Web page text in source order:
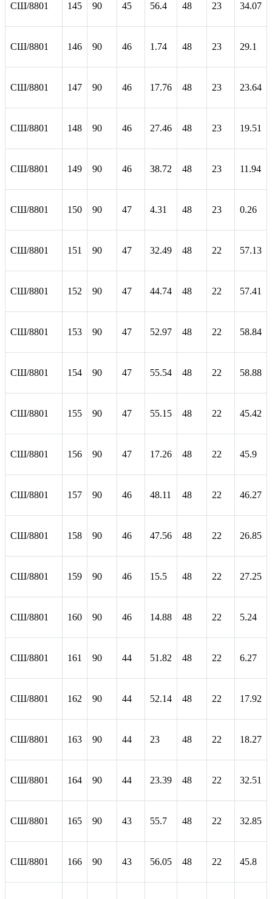
СШ/8801 145 90 45 56.4 48 23 34.07
СШ/8801 146 90 46 1.74 48 23 29.1
СШ/8801 147 90 46 17.76 48 23 23.64
СШ/8801 148 90 46 27.46 48 23 19.51
СШ/8801 149 90 46 38.72 48 23 11.94
СШ/8801 150 90 47 4.31 48 23 0.26
СШ/8801 151 90 47 32.49 48 22 57.13
СШ/8801 152 90 47 44.74 48 22 57.41
СШ/8801 153 90 47 52.97 48 22 58.84
СШ/8801 154 90 47 55.54 48 22 58.88
СШ/8801 155 90 47 55.15 48 22 45.42
СШ/8801 156 90 47 17.26 48 22 45.9
СШ/8801 157 90 46 48.11 48 22 46.27
СШ/8801 158 90 46 47.56 48 22 26.85
СШ/8801 159 90 46 15.5 48 22 27.25
СШ/8801 160 90 46 14.88 48 22 5.24
СШ/8801 161 90 44 51.82 48 22 6.27
СШ/8801 162 90 44 52.14 48 22 17.92
СШ/8801 163 90 44 23 48 22 18.27
СШ/8801 164 90 44 23.39 48 22 32.51
СШ/8801 165 90 43 55.7 48 22 32.85
СШ/8801 166 90 43 56.05 48 22 45.8